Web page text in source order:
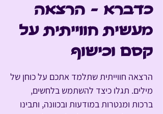
כדברא - הרצאה
מעשית חווייתית על
קסם וכישוף
הרצאה חווייתית שתלמד אתכם על כוחן של
מילים. תגלו כיצד להשתמש בלחשים,
ברכות ומנטרות במודעות ובכוונה, ותבינו